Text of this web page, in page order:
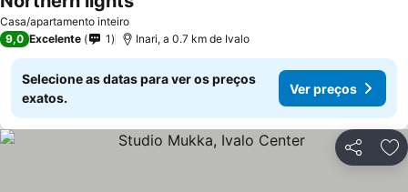
Casa/apartamento inteiro
9,0 Excelente 1 Inari, a 0.7 km de Ivalo
Selecione as datas para ver os preços
exatos.
Ver preços
Partilhar